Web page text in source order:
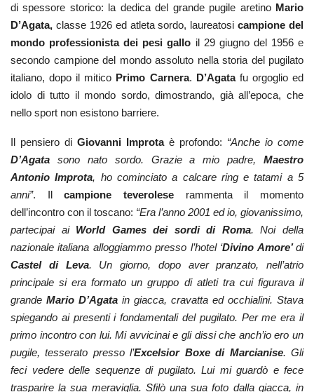
di spessore storico: la dedica del grande pugile aretinoMario
D’Agata, classe 1926 ed atleta sordo, laureatosicampione del
mondo professionista dei pesi gallo il 29 giugno del 1956 e
secondo campione del mondo assoluto nella storia del pugilato
italiano, dopo il mitico Primo Carnera. D’Agatafu orgoglio ed
idolo di tutto il mondo sordo, dimostrando, già all’epoca, che
nello sport non esistono barriere.
Il pensiero di Giovanni Improta è profondo: “Anche io come
D’Agata sono nato sordo. Grazie a mio padre, Maestro
Antonio Improta, ho cominciato a calcare ring e tatami a 5
anni”. Ilcampione teverolese rammenta il momento
dell’incontro con il toscano: “Era l’anno 2001 ed io, giovanissimo,
partecipai ai World Games dei sordi di Roma. Noi della
nazionale italiana alloggiammo presso l’hotel ‘Divino Amore’di
Castel di Leva. Un giorno, dopo aver pranzato, nell’atrio
principale si era formato un gruppo di atleti tra cui figurava il
grande Mario D’Agata in giacca, cravatta ed occhialini. Stava
spiegando ai presenti i fondamentali del pugilato. Per me era il
primo incontro con lui. Mi avvicinai e gli dissi che anch’io ero un
pugile, tesserato presso l’Excelsior Boxe di Marcianise. Gli
feci vedere delle sequenze di pugilato. Lui mi guardò e fece
trasparire la sua meraviglia. Sfilò una sua foto dalla giacca, in